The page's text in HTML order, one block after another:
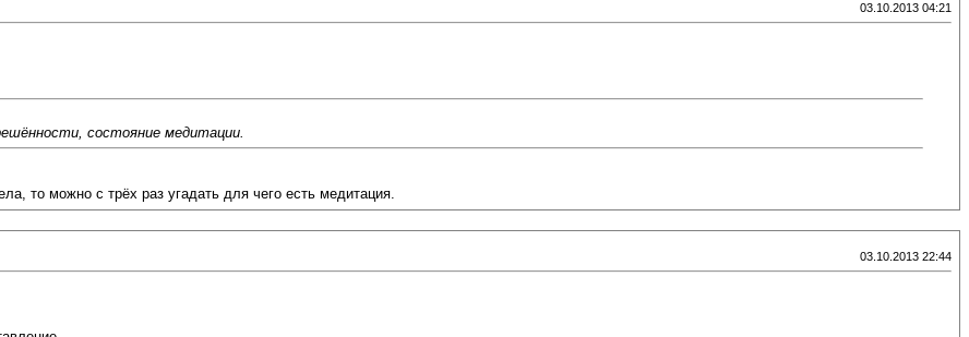
03.10.2013 04:21
состояние медитации.
то можно с трёх раз угадать для чего есть медитация.
03.10.2013 22:44